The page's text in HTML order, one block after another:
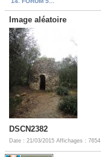
Image aléatoire
DSCN2382
Date : 21/03/2015 Affichages : 7654